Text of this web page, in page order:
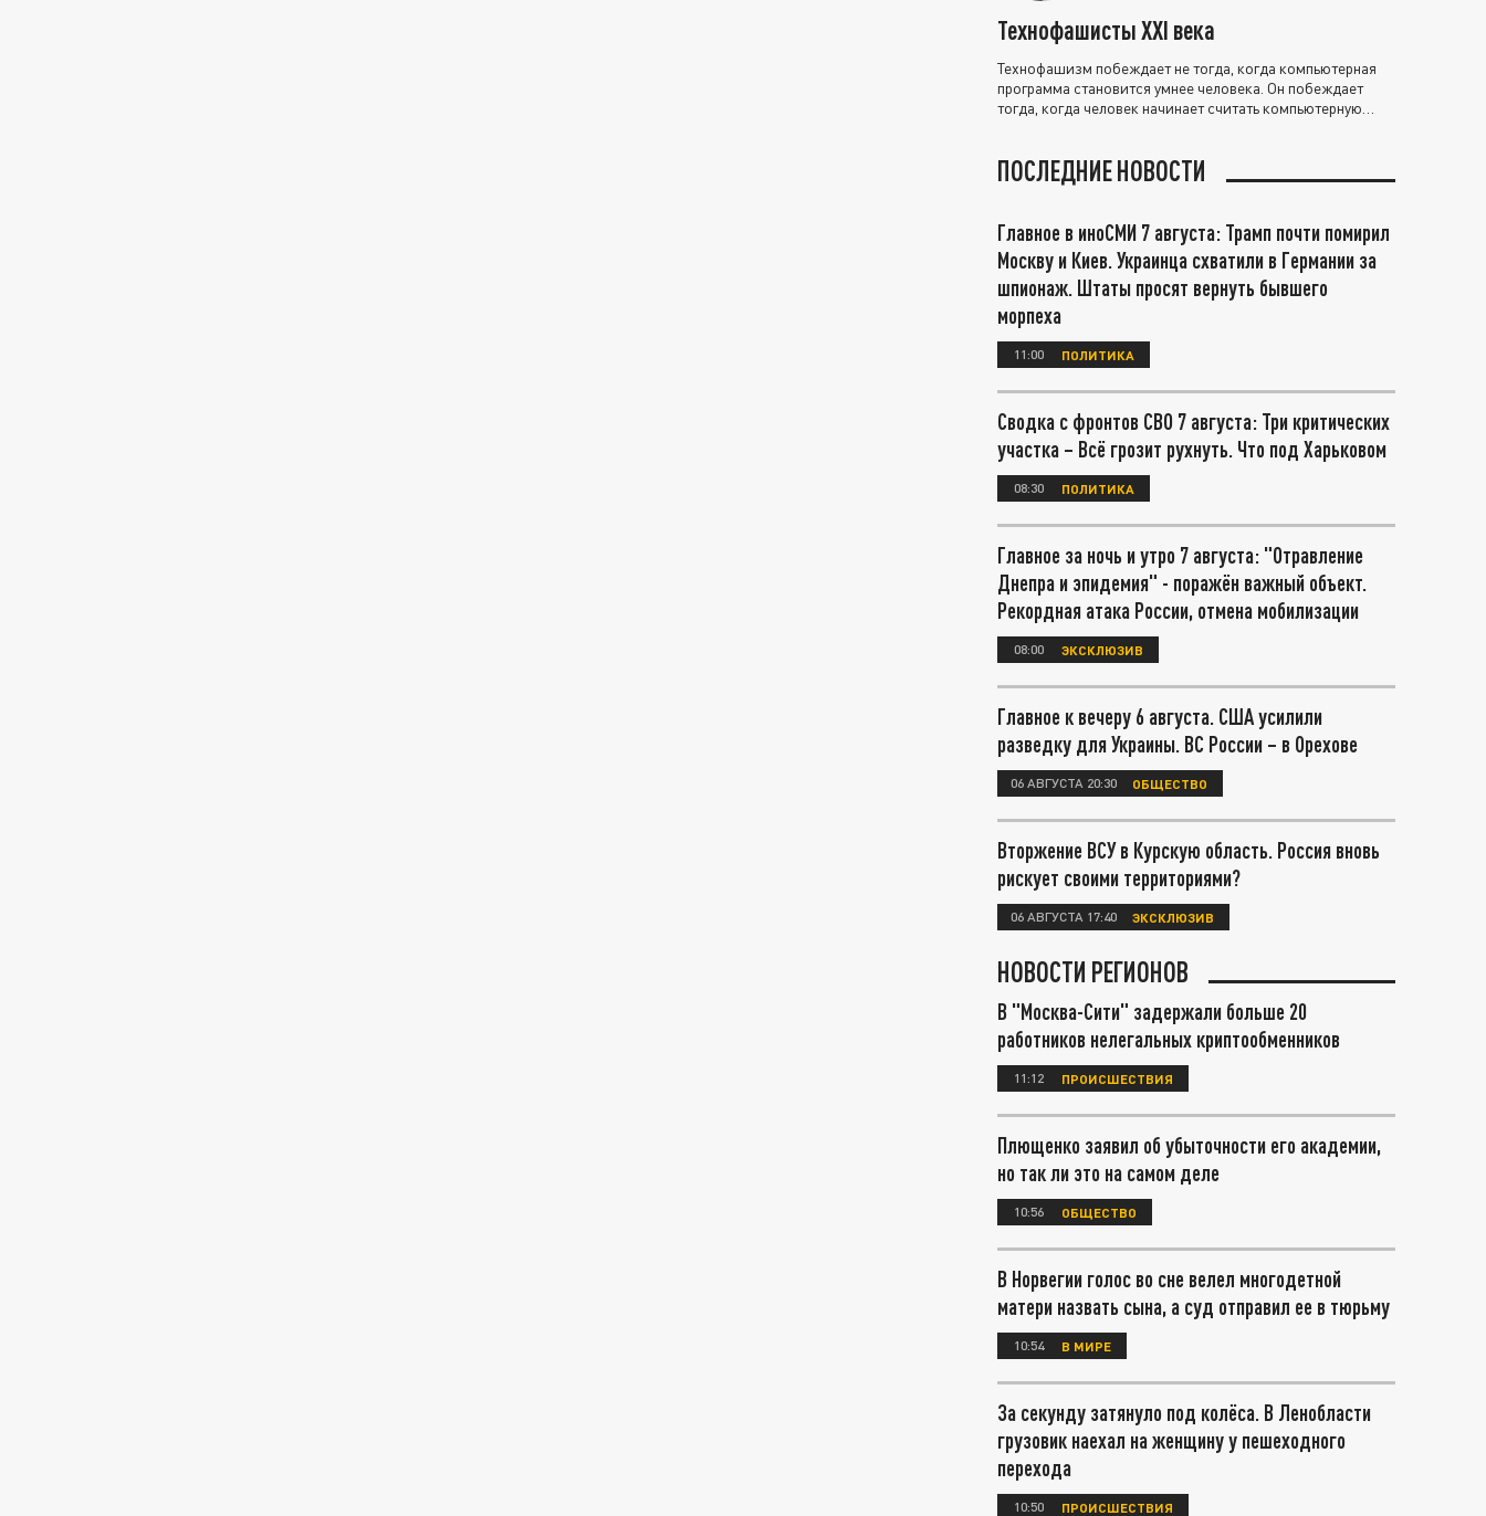
Технофашисты XXI века
Технофашизм побеждает не тогда, когда компьютерная
программа становится умнее человека. Он побеждает
тогда, когда человек начинает считать компьютерную
ПОСЛЕДНИЕ НОВОСТИ
Главное в иноСМИ 7 августа: Трамп почти помирил
Москву и Киев. Украинца схватили в Германии за
шпионаж. Штаты просят вернуть бывшего
морпеха
11:00 ПОЛИТИКА
Сводка с фронтов СВО 7 августа: Три критических
участка – Всё грозит рухнуть. Что под Харьковом
08:30 ПОЛИТИКА
Главное за ночь и утро 7 августа: "Отравление
Днепра и эпидемия" - поражён важный объект.
Рекордная атака России, отмена мобилизации
08:00 ЭКСКЛЮЗИВ
Главное к вечеру 6 августа. США усилили
разведку для Украины. ВС России – в Орехове
06 АВГУСТА 20:30 ОБЩЕСТВО
Вторжение ВСУ в Курскую область. Россия вновь
рискует своими территориями?
06 АВГУСТА 17:40 ЭКСКЛЮЗИВ
НОВОСТИ РЕГИОНОВ
В "Москва-Сити" задержали больше 20
работников нелегальных криптообменников
11:12 ПРОИСШЕСТВИЯ
Плющенко заявил об убыточности его академии,
но так ли это на самом деле
10:56 ОБЩЕСТВО
В Норвегии голос во сне велел многодетной
матери назвать сына, а суд отправил ее в тюрьму
10:54 В МИРЕ
За секунду затянуло под колёса. В Ленобласти
грузовик наехал на женщину у пешеходного
перехода
10:50 ПРОИСШЕСТВИЯ